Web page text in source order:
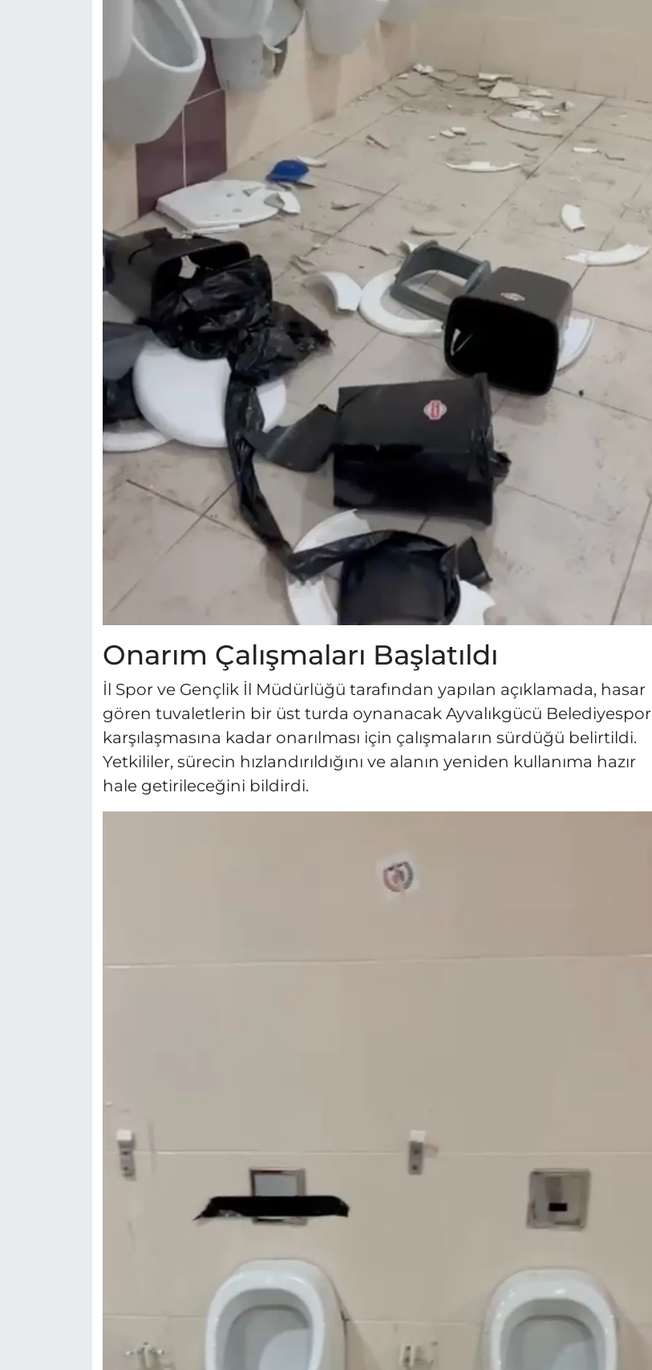
Onarım Çalışmaları Başlatıldı
İl Spor ve Gençlik İl Müdürlüğü tarafından yapılan açıklamada, hasar
gören tuvaletlerin bir üst turda oynanacak Ayvalıkgücü Belediyespor
karşılaşmasına kadar onarılması için çalışmaların sürdüğü belirtildi.
Yetkililer, sürecin hızlandırıldığını ve alanın yeniden kullanıma hazır
hale getirileceğini bildirdi.